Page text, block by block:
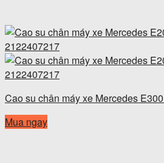
Cao su chân máy xe Mercedes
Mua ngay